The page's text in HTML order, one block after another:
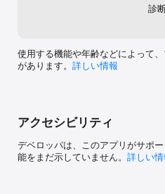
診
使用する機能や年齢などによって
があります。 詳しい情報
アクセシビリティ
デベロッパは、このアプリがサポ
能をまだ示していません。 詳しい情